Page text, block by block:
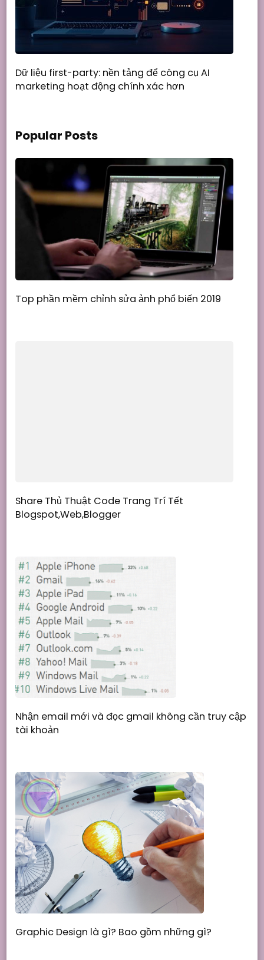
Dữ liệu first-party: nền tảng để công cụ AI
marketing hoạt động chính xác hơn
Popular Posts
Top phần mềm chỉnh sửa ảnh phổ biến 2019
Share Thủ Thuật Code Trang Trí Tết
Blogspot,Web,Blogger
Nhận email mới và đọc gmail không cần truy cập
tài khoản
Graphic Design là gì? Bao gồm những gì?